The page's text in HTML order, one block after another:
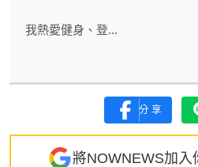
我熱愛健身、登...
分享
將NOWNEWS加入